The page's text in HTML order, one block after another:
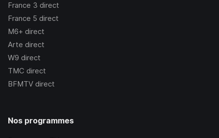
France 3 direct
France 5 direct
M6+ direct
Arte direct
W9 direct
TMC direct
BFMTV direct
Nos programmes